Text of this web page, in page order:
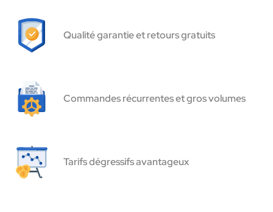
Qualité garantie et retours gratuits
Commandes récurrentes et gros volumes
Tarifs dégressifs avantageux